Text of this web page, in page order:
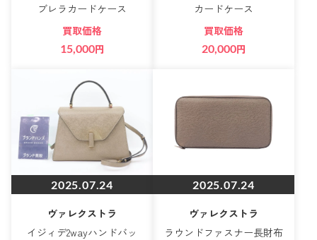
ブレラカードケース
買取価格
15,000円
カードケース
買取価格
20,000円
2025.07.24
ヴァレクストラ
イジィデ2wayハンドバッ
2025.07.24
ヴァレクストラ
ラウンドファスナー長財布